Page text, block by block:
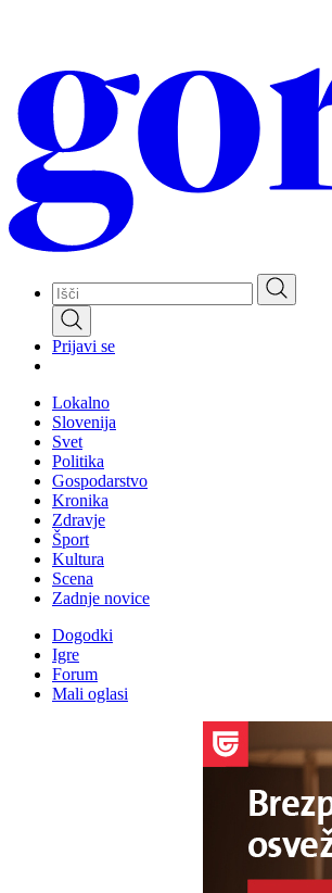
content
Prijavi se
Lokalno
Slovenija
Svet
Politika
Gospodarstvo
Kronika
Zdravje
Šport
Kultura
Scena
Zadnje novice
Dogodki
Igre
Forum
Mali oglasi